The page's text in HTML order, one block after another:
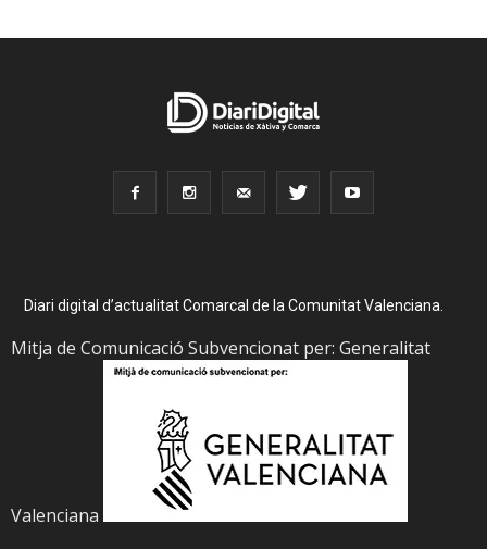
Diari digital d’actualitat Comarcal de la Comunitat Valenciana.
Mitja de Comunicació Subvencionat per: Generalitat
Valenciana